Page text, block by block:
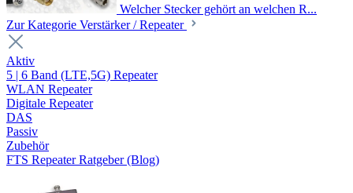
Welcher Stecker gehört an welchen R...
Zur Kategorie Verstärker / Repeater
Aktiv
5 | 6 Band (LTE,5G) Repeater
WLAN Repeater
Digitale Repeater
DAS
Passiv
Zubehör
FTS Repeater Ratgeber (Blog)